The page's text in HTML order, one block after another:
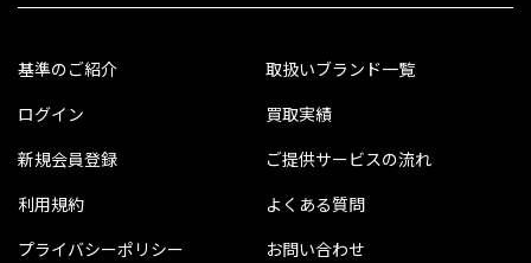
基準のご紹介
ログイン
新規会員登録
利用規約
プライバシーポリシー
取扱いブランド一覧
買取実績
ご提供サービスの流れ
よくある質問
お問い合わせ